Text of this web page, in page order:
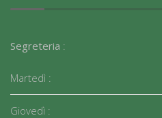
Segreteria :
Martedì :
Giovedì :